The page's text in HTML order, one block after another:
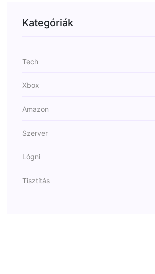
Kategóriák
Tech
Xbox
Amazon
Szerver
Lógni
Tisztítás